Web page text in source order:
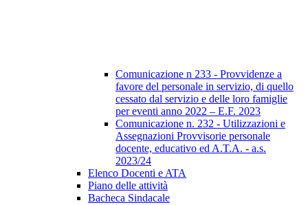
Comunicazione n 233 - Provvidenze a
favore del personale in servizio, di quello
cessato dal servizio e delle loro famiglie
per eventi anno 2022 – E.F. 2023
Comunicazione n. 232 - Utilizzazioni e
Assegnazioni Provvisorie personale
docente, educativo ed A.T.A. - a.s.
2023/24
Elenco Docenti e ATA
Piano delle attività
Bacheca Sindacale